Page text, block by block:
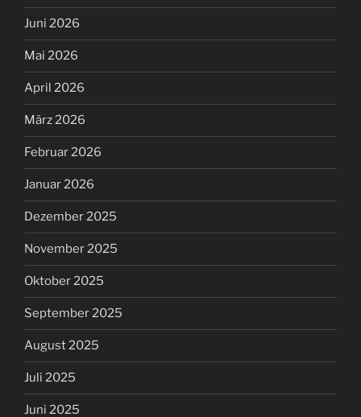
Juni 2026
Mai 2026
April 2026
März 2026
Februar 2026
Januar 2026
Dezember 2025
November 2025
Oktober 2025
September 2025
August 2025
Juli 2025
Juni 2025